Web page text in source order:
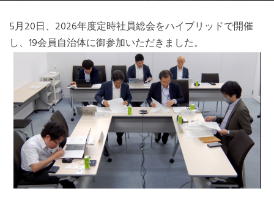
South America Secretariat
USA Office
5月20日、2026年度定時社員総会をハイブリッドで開催
し、19会員自治体に御参加いただきました。